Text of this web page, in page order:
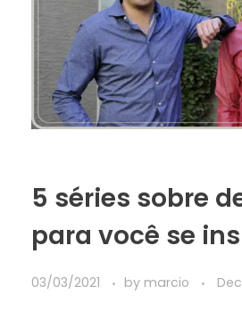
5 séries sobre
para você se
03/03/2021 by marcio